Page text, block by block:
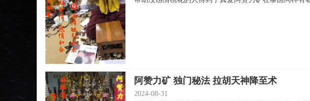
阿赞力矿 独门秘法 拉胡天神降至术
2024-08-31